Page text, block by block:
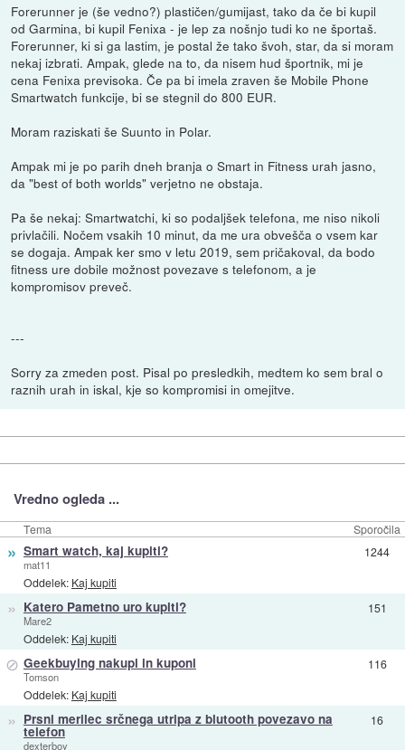
Forerunner je (še vedno?) plastičen/gumijast, tako da če bi kupil
od Garmina, bi kupil Fenixa - je lep za nošnjo tudi ko ne športaš.
Forerunner, ki si ga lastim, je postal že tako švoh, star, da si moram
nekaj izbrati. Ampak, glede na to, da nisem hud športnik, mi je
cena Fenixa previsoka. Če pa bi imela zraven še Mobile Phone
Smartwatch funkcije, bi se stegnil do 800 EUR.
Moram raziskati še Suunto in Polar.
Ampak mi je po parih dneh branja o Smart in Fitness urah jasno,
da "best of both worlds" verjetno ne obstaja.
Pa še nekaj: Smartwatchi, ki so podaljšek telefona, me niso nikoli
privlačili. Nočem vsakih 10 minut, da me ura obvešča o vsem kar
se dogaja. Ampak ker smo v letu 2019, sem pričakoval, da bodo
fitness ure dobile možnost povezave s telefonom, a je
kompromisov preveč.
---
Sorry za zmeden post. Pisal po presledkih, medtem ko sem bral o
raznih urah in iskal, kje so kompromisi in omejitve.
Vredno ogleda ...
Tema Sporočila
» Smart watch, kaj kupiti?
mat11
Oddelek: Kaj kupiti
1244
» Katero Pametno uro kupiti?
Mare2
Oddelek: Kaj kupiti
151
⊘ Geekbuying nakupi in kuponi
Tomson
Oddelek: Kaj kupiti
116
» Prsni merilec srčnega utripa z blutooth povezavo na
telefon
dexterboy
16